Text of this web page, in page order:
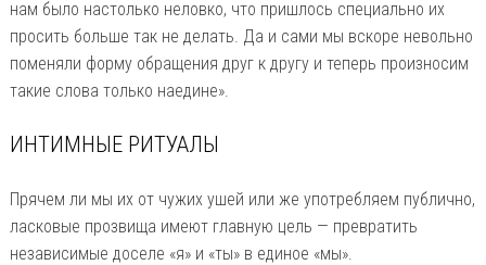
нам было настолько неловко, что пришлось специально их
просить больше так не делать. Да и сами мы вскоре невольно
поменяли форму обращения друг к другу и теперь произносим
такие слова только наедине».
ИНТИМНЫЕ РИТУАЛЫ
Прячем ли мы их от чужих ушей или же употребляем публично,
ласковые прозвища имеют главную цель — превратить
независимые доселе «я» и «ты» в единое «мы».